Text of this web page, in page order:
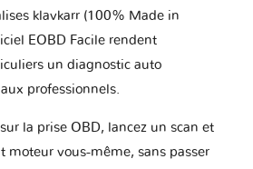
klavkarr (100% Made in
EOBD Facile rendent
un diagnostic auto
professionnels.
la prise OBD, lancez un scan et
moteur vous-même, sans passer